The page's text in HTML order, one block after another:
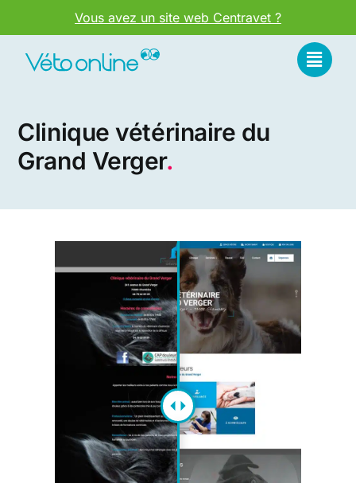
au
contenu
Vous avez un site web Centravet ?
Clinique vétérinaire du
Grand Verger.